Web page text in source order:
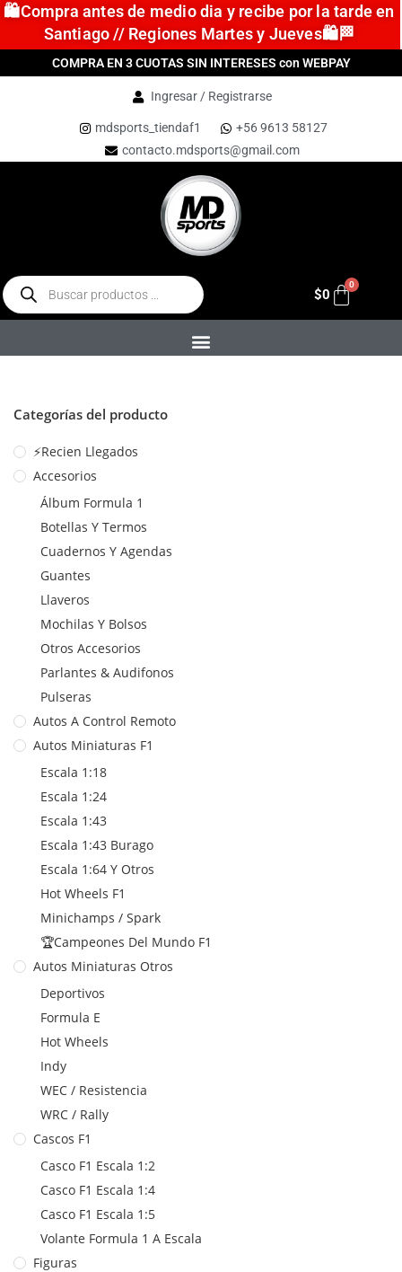
🛍️Compra antes de medio dia y recibe por la tarde en
Santiago // Regiones Martes y Jueves🛍️🏁
COMPRA EN 3 CUOTAS SIN INTERESES con WEBPAY
Ingresar / Registrarse
mdsports_tiendaf1
+56 9613 58127
contacto.mdsports@gmail.com
$0
Categorías del producto
⚡Recien Llegados
Accesorios
Álbum Formula 1
Botellas Y Termos
Cuadernos Y Agendas
Guantes
Llaveros
Mochilas Y Bolsos
Otros Accesorios
Parlantes & Audifonos
Pulseras
Autos A Control Remoto
Autos Miniaturas F1
Escala 1:18
Escala 1:24
Escala 1:43
Escala 1:43 Burago
Escala 1:64 Y Otros
Hot Wheels F1
Minichamps / Spark
🏆Campeones Del Mundo F1
Autos Miniaturas Otros
Deportivos
Formula E
Hot Wheels
Indy
WEC / Resistencia
WRC / Rally
Cascos F1
Casco F1 Escala 1:2
Casco F1 Escala 1:4
Casco F1 Escala 1:5
Volante Formula 1 A Escala
Figuras